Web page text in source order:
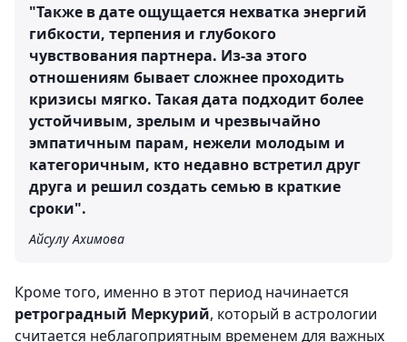
"Также в дате ощущается нехватка энергий
гибкости, терпения и глубокого
чувствования партнера. Из-за этого
отношениям бывает сложнее проходить
кризисы мягко. Такая дата подходит более
устойчивым, зрелым и чрезвычайно
эмпатичным парам, нежели молодым и
категоричным, кто недавно встретил друг
друга и решил создать семью в краткие
сроки".
Айсулу Ахимова
Кроме того, именно в этот период начинается
ретроградный Меркурий, который в астрологии
считается неблагоприятным временем для важных